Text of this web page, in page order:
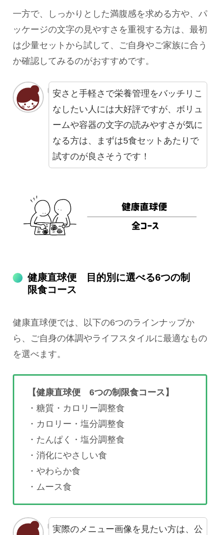
一方で、しっかりとした満腹感を求める方や、パ
ッケージの文字の見やすさを重視する方は、最初
は少量セットから試して、ご自身やご家族に合う
か確認してみるのがおすすめです。
安さと手軽さで栄養管理をバッチリこ
なしたい人には大好評ですが、ボリュ
ームや容器の文字の読みやすさが気に
なる方は、まずは5食セットあたりで
試すのが良さそうです！
健康直球便 目的別に選べる6つの制
限食コース
健康直球便では、以下の6つのラインナップか
ら、ご自身の体調やライフスタイルに最適なもの
を選べます。
【健康直球便 6つの制限食コース】
・糖質・カロリー調整食
・カロリー・塩分調整食
・たんぱく・塩分調整食
・消化にやさしい食
・やわらか食
・ムース食
実際のメニュー画像を見たい方は、公